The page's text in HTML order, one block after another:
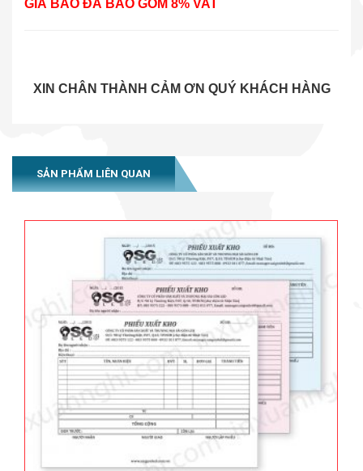
GIÁ BÁO ĐÃ BAO GỒM 8% VAT
XIN CHÂN THÀNH CẢM ƠN QUÝ KHÁCH HÀNG
SẢN PHẨM LIÊN QUAN